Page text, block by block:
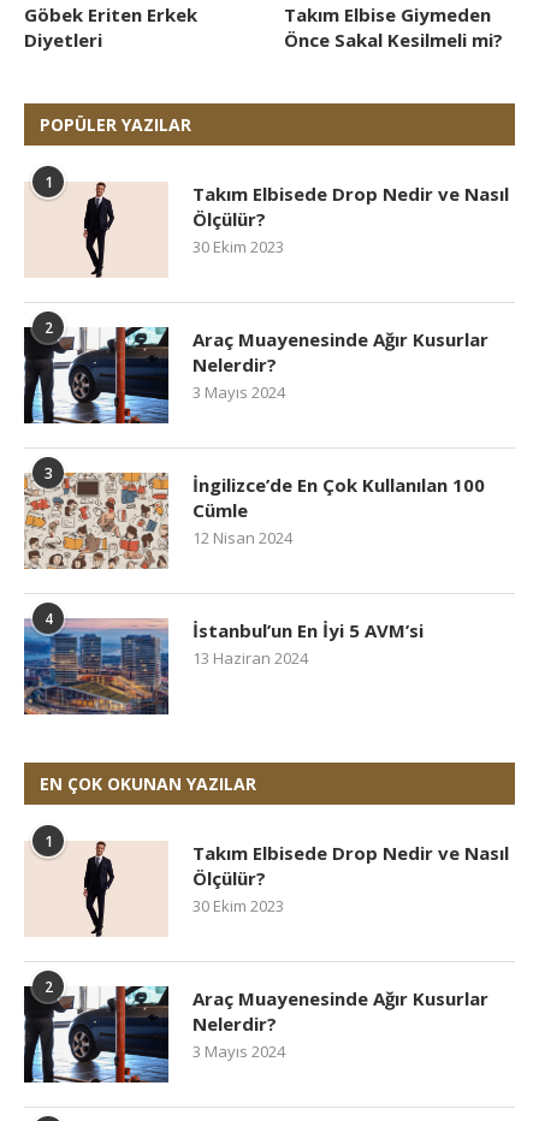
Göbek Eriten Erkek
Diyetleri
Takım Elbise Giymeden
Önce Sakal Kesilmeli mi?
POPÜLER YAZILAR
1
Takım Elbisede Drop Nedir ve Nasıl
Ölçülür?
30 Ekim 2023
2
Araç Muayenesinde Ağır Kusurlar
Nelerdir?
3 Mayıs 2024
3
İngilizce’de En Çok Kullanılan 100
Cümle
12 Nisan 2024
4 İstanbul’un En İyi 5 AVM’si
13 Haziran 2024
EN ÇOK OKUNAN YAZILAR
1
Takım Elbisede Drop Nedir ve Nasıl
Ölçülür?
30 Ekim 2023
2
Araç Muayenesinde Ağır Kusurlar
Nelerdir?
3 Mayıs 2024